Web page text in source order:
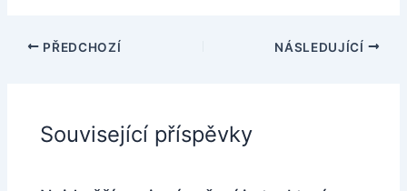
PŘEDCHOZÍ NÁSLEDUJÍCÍ
Související příspěvky